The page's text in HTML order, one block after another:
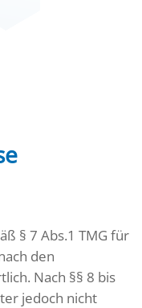
§ 7 Abs.1 TMG für
den
Nach §§ 8 bis
jedoch nicht